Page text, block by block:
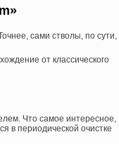
сами стволы, по сути,
от классического
Что самое интересное,
в периодической очистке